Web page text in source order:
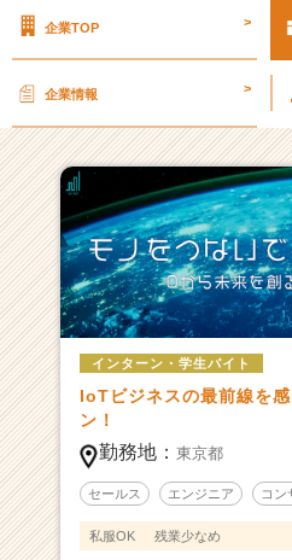
人
-
大
注
目
の
I
o
T
業
界
で
長
中
ン
企業TOP >
企業情報 >
インターン・学生バイト
IoTビジネスの最前線を
ン！
勤務地： 東京都
セールス エンジニア コン
私服OK 残業少なめ